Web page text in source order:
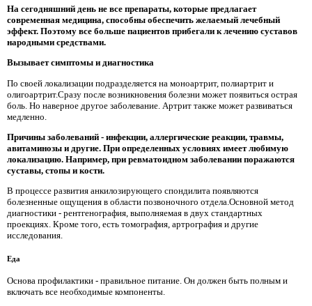
На сегодняшний день не все препараты, которые предлагает
современная медицина, способны обеспечить желаемый лечебный
эффект. Поэтому все больше пациентов прибегали к лечению суставов
народными средствами.
Вызывает симптомы и диагностика
По своей локализации подразделяется на моноартрит, полиартрит и
олигоартрит.Сразу после возникновения болезни может появиться острая
боль. Но наверное другое заболевание. Артрит также может развиваться
медленно.
Причины заболеваний - инфекции, аллергические реакции, травмы,
авитаминозы и другие. При определенных условиях имеет любимую
локализацию. Например, при ревматоидном заболевании поражаются
суставы, стопы и кости.
В процессе развития анкилозирующего спондилита появляются
болезненные ощущения в области позвоночного отдела.Основной метод
диагностики - рентгенография, выполняемая в двух стандартных
проекциях. Кроме того, есть томография, артрография и другие
исследования.
Еда
Основа профилактики - правильное питание. Он должен быть полным и
включать все необходимые компоненты.